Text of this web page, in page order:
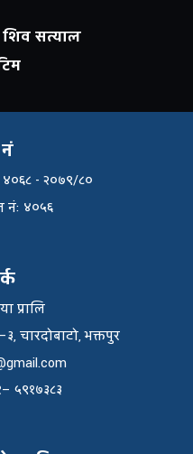
शिव सत्याल
नं
४०६८ - २०७९/८०
नंः ४०५६
प्रालि
चारदोबाटो, भक्तपुर
५९१७३८३